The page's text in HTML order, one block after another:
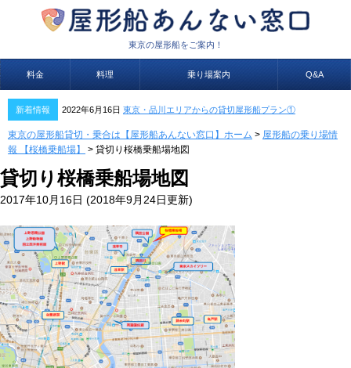
東京の屋形船をご案内！
料金 料理 乗り場案内 Q&A
新着情報 2022年6月16日 東京・品川エリアからの貸切屋形船プラン①
東京の屋形船貸切・乗合は【屋形船あんない窓口】ホーム > 屋形船の乗り場情
報 【桜橋乗船場】
> 貸切り桜橋乗船場地図
貸切り桜橋乗船場地図
2017年10月16日 (2018年9月24日更新)